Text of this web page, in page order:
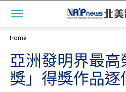
Home
亞洲發明界最
獎」得獎作品逐